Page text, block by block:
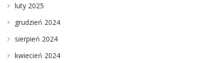
luty 2025
grudzień 2024
sierpień 2024
kwiecień 2024